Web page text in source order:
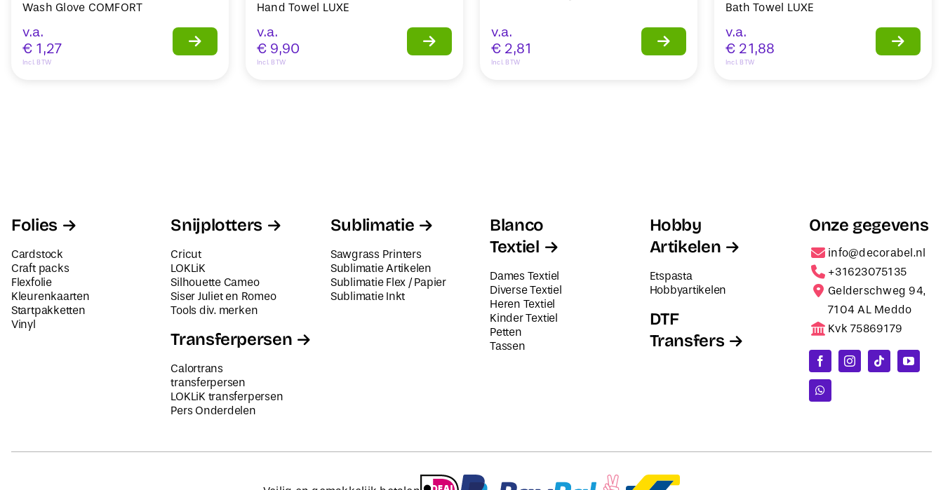
Wash Glove COMFORT
v.a.
€ 1,27
Incl. BTW
Hand Towel LUXE
v.a.
€ 9,90
Incl. BTW
v.a.
€ 2,81
Incl. BTW
Bath Towel LUXE
v.a.
€ 21,88
Incl. BTW
Folies
Cardstock
Craft packs
Flexfolie
Kleurenkaarten
Startpakketten
Vinyl
Snijplotters
Cricut
LOKLiK
Silhouette Cameo
Siser Juliet en Romeo
Tools div. merken
Transferpersen
Calortrans
transferpersen
LOKLiK transferpersen
Pers Onderdelen
Sublimatie
Sawgrass Printers
Sublimatie Artikelen
Sublimatie Flex / Papier
Sublimatie Inkt
Blanco
Textiel
Dames Textiel
Diverse Textiel
Heren Textiel
Kinder Textiel
Petten
Tassen
Hobby
Artikelen
Etspasta
Hobbyartikelen
DTF
Transfers
Onze gegevens
info@decorabel.nl
+31623075135
Gelderschweg 94,
7104 AL Meddo
Kvk 75869179